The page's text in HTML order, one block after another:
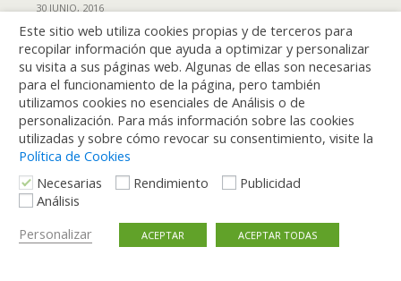
30 JUNIO, 2016
¿Conoces los servicios especiales de EMT
para cubrir las obras de la L1?
SIN RESPUESTA
Este sitio web utiliza cookies propias y de terceros para
recopilar información que ayuda a optimizar y personalizar
su visita a sus páginas web. Algunas de ellas son necesarias
para el funcionamiento de la página, pero también
utilizamos cookies no esenciales de Análisis o de
personalización. Para más información sobre las cookies
utilizadas y sobre cómo revocar su consentimiento, visite la
Política de Cookies
Necesarias
Rendimiento
Publicidad
Análisis
Personalizar
ACEPTAR ACEPTAR TODAS